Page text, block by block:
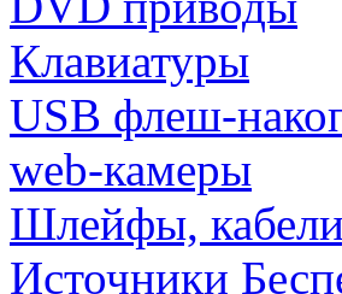
Клавиатуры
USB флеш-
web-камеры
Шлейфы,
Источники